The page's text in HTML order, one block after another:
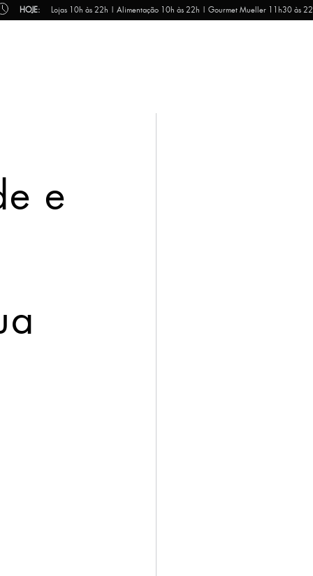
HOJE: Lojas 10h às 22h | Alimentação 10h às 22h | Gourmet Mueller 11h30 às
e